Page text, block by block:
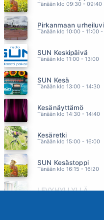
01.54
01.50
01.47
01.44
01.40
Tänään klo 09:30 - 09:40
SUN Keskipäivä
Tänään klo 11:00 - 13:00
SUN Kesä
Tänään klo 13:00 - 14:30
Kesänäyttämö
Tänään klo 14:30 - 14:40
Kesäretki
Tänään klo 15:00 - 16:00
SUN Kesästoppi
Tänään klo 16:15 - 16:20
LEVYHYLLYLLÄ